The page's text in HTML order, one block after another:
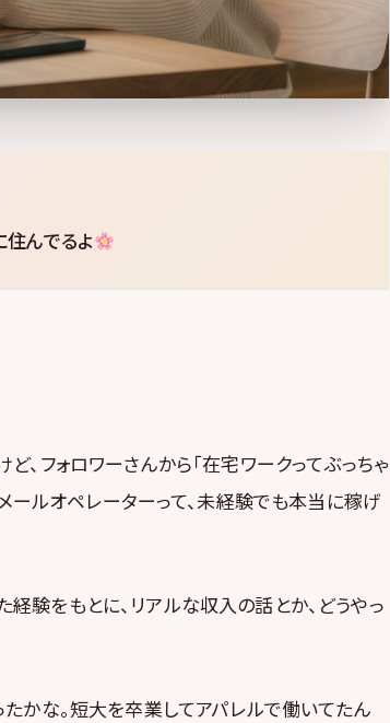
んでるよ
、フォロワーさんから「在宅ワークってぶっちゃ
ールオペレーターって、未経験でも本当に稼げ
験をもとに、リアルな収入の話とか、どうやっ
かな。短大を卒業してアパレルで働いてたん